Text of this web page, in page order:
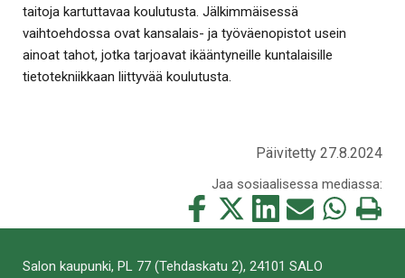
taitoja kartuttavaa koulutusta. Jälkimmäisessä
vaihtoehdossa ovat kansalais- ja työväenopistot usein
ainoat tahot, jotka tarjoavat ikääntyneille kuntalaisille
tietotekniikkaan liittyvää koulutusta.
Päivitetty 27.8.2024
Jaa sosiaalisessa mediassa:
Jaa
tämä
Jaa
tämä
Jaa
tämä
Jaa
tämä
Jaa
tämä
Tulosta
tämä
Salon kaupunki, PL 77 (Tehdaskatu 2), 24101 SALO